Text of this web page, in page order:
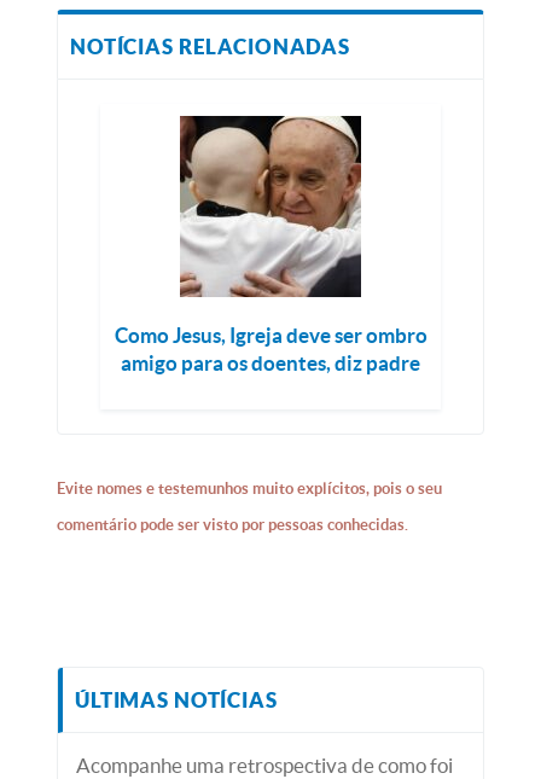
NOTÍCIAS RELACIONADAS
Como Jesus, Igreja deve ser ombro
amigo para os doentes, diz padre
Evite nomes e testemunhos muito explícitos, pois o seu
comentário pode ser visto por pessoas conhecidas.
ÚLTIMAS NOTÍCIAS
Acompanhe uma retrospectiva de como foi